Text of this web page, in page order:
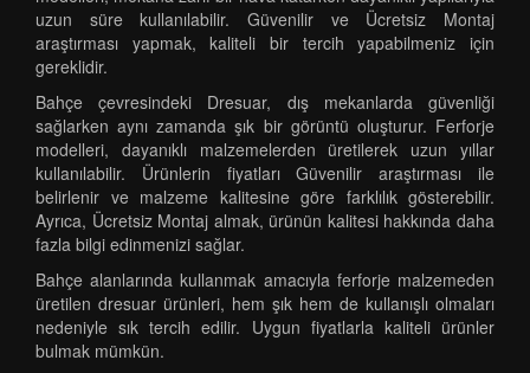
uzun süre kullanılabilir. Güvenilir ve Ücretsiz Montaj
araştırması yapmak, kaliteli bir tercih yapabilmeniz için
gereklidir.
Bahçe çevresindeki Dresuar, dış mekanlarda güvenliği
sağlarken aynı zamanda şık bir görüntü oluşturur. Ferforje
modelleri, dayanıklı malzemelerden üretilerek uzun yıllar
kullanılabilir. Ürünlerin fiyatları Güvenilir araştırması ile
belirlenir ve malzeme kalitesine göre farklılık gösterebilir.
Ayrıca, Ücretsiz Montaj almak, ürünün kalitesi hakkında daha
fazla bilgi edinmenizi sağlar.
Bahçe alanlarında kullanmak amacıyla ferforje malzemeden
üretilen dresuar ürünleri, hem şık hem de kullanışlı olmaları
nedeniyle sık tercih edilir. Uygun fiyatlarla kaliteli ürünler
bulmak mümkün.